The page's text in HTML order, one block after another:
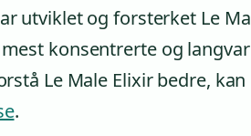
utviklet og forsterket Le
konsentrerte og
Le Male Elixir bedre,
.